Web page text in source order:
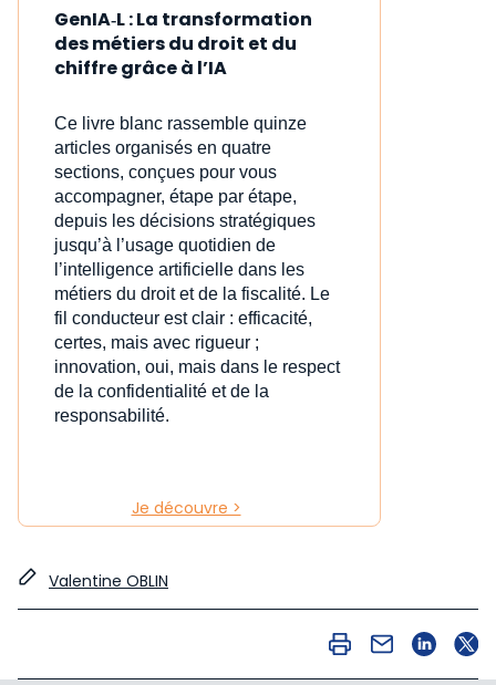
GenIA‑L : La transformation
des métiers du droit et du
chiffre grâce à l’IA
Ce livre blanc rassemble quinze
articles organisés en quatre
sections, conçues pour vous
accompagner, étape par étape,
depuis les décisions stratégiques
jusqu’à l’usage quotidien de
l’intelligence artificielle dans les
métiers du droit et de la fiscalité. Le
fil conducteur est clair : efficacité,
certes, mais avec rigueur ;
innovation, oui, mais dans le respect
de la confidentialité et de la
responsabilité.
Je découvre >
Valentine OBLIN